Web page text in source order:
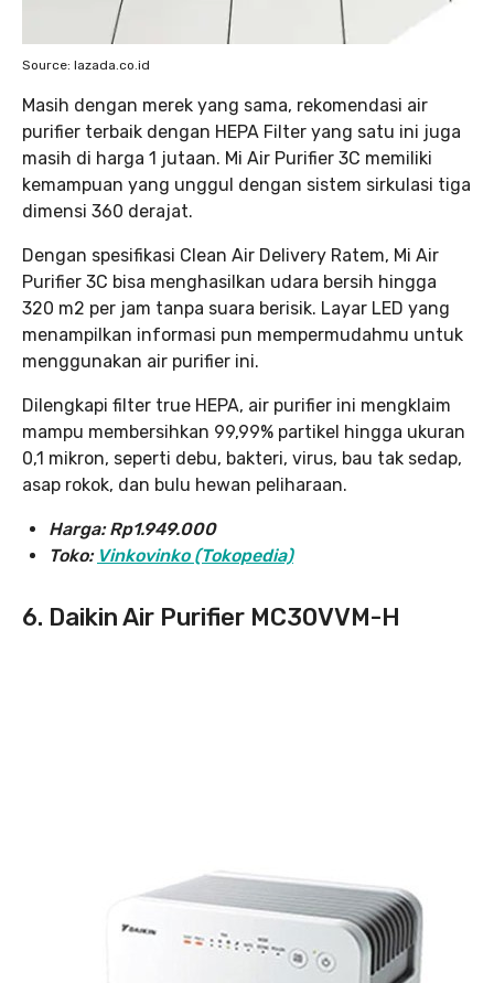
Source: lazada.co.id
Masih dengan merek yang sama, rekomendasi air
purifier terbaik dengan HEPA Filter yang satu ini juga
masih di harga 1 jutaan. Mi Air Purifier 3C memiliki
kemampuan yang unggul dengan sistem sirkulasi tiga
dimensi 360 derajat.
Dengan spesifikasi Clean Air Delivery Ratem, Mi Air
Purifier 3C bisa menghasilkan udara bersih hingga
320 m2 per jam tanpa suara berisik. Layar LED yang
menampilkan informasi pun mempermudahmu untuk
menggunakan air purifier ini.
Dilengkapi filter true HEPA, air purifier ini mengklaim
mampu membersihkan 99,99% partikel hingga ukuran
0,1 mikron, seperti debu, bakteri, virus, bau tak sedap,
asap rokok, dan bulu hewan peliharaan.
Harga: Rp1.949.000
Toko: Vinkovinko (Tokopedia)
6. Daikin Air Purifier MC30VVM-H